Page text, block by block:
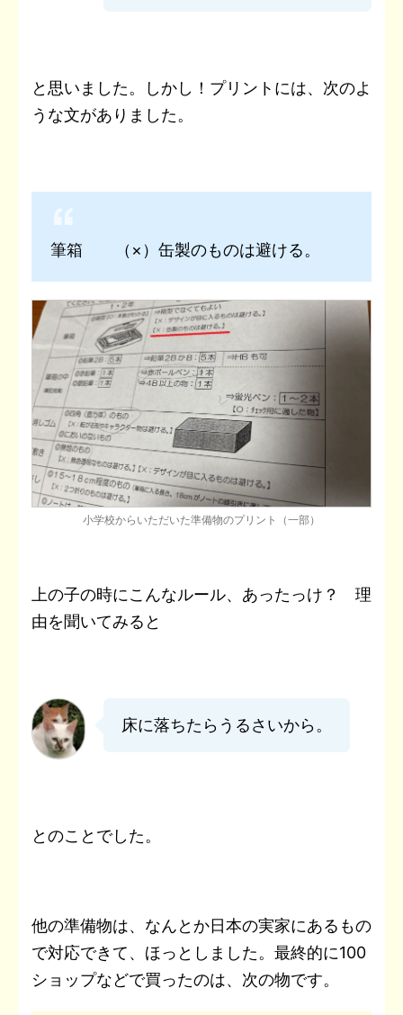
と思いました。しかし！プリントには、次のよ
うな文がありました。
筆箱 （×）缶製のものは避ける。
小学校からいただいた準備物のプリント（一部）
上の子の時にこんなルール、あったっけ？ 理
由を聞いてみると
床に落ちたらうるさいから。
とのことでした。
他の準備物は、なんとか日本の実家にあるもの
で対応できて、ほっとしました。最終的に100
ショップなどで買ったのは、次の物です。